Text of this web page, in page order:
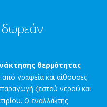
θερμότητας
γραφεία και αίθουσες
ζεστού νερού και
Ο εναλλάκτης